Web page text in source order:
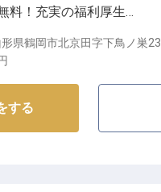
料！充実の福利厚生
ービススタッフ募集
」では、お客様一
形県鶴岡市北京田字下鳥ノ巣
する